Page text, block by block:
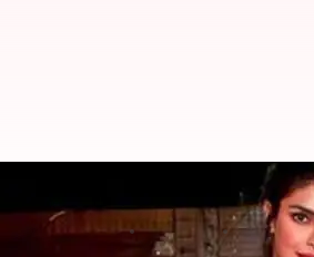
खुद को भारत की
स्वाति पाण्डेय Jun 04, 2019 12:14 pm